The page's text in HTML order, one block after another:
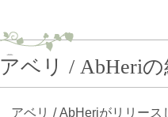
アベリ / AbHeri
アベリ / AbHeriがリリー